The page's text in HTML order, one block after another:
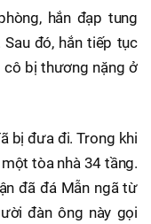
hắn đạp tung
đó, hắn tiếp tục
cô bị thương nặng ở
bị đưa đi. Trong khi
tòa nhà 34 tầng.
đã đá Mẫn ngã từ
đàn ông này gọi